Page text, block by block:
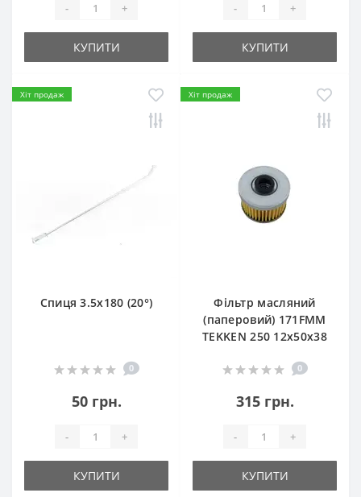
- +
КУПИТИ
- +
КУПИТИ
Хіт продаж
Спиця 3.5х180 (20°)
0
50 грн.
- +
КУПИТИ
Хіт продаж
Фільтр масляний
(паперовий) 171FMM
TEKKEN 250 12х50х38
0
315 грн.
- +
КУПИТИ